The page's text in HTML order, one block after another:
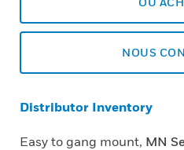
NOUS
Distributor Inventory
Easy to gang mount, MN